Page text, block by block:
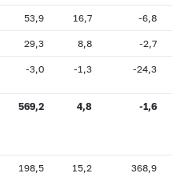
53,9 16,7 -6,8
29,3 8,8 -2,7
-3,0 -1,3 -24,3
569,2 4,8 -1,6
198,5 15,2 368,9